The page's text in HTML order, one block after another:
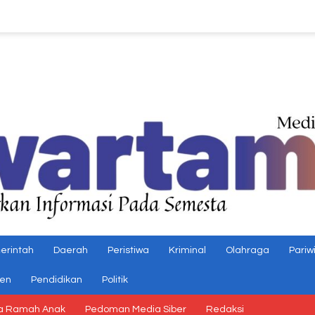
Daerah Peristiwa Kriminal Olahraga
Pendidikan Politik
Ramah Anak Pedoman Media Siber Redaksi